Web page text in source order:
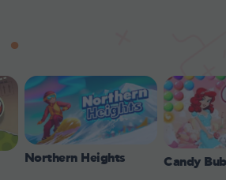
Northern Heights Candy